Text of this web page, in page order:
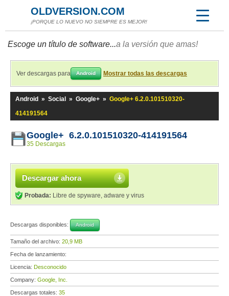
OLDVERSION.COM
¡PORQUE LO NUEVO NO SIEMPRE ES MEJOR!
Escoge un título de software...a la versión que amas!
Ver descargas para Android Mostrar todas las descargas
Android » Social » Google+ » Google+ 6.2.0.101510320-
414191564
Google+ 6.2.0.101510320-414191564
35 Descargas
Descargar ahora
Probada: Libre de spyware, adware y virus
Descargas disponibles: Android
Tamaño del archivo: 20,9 MB
Fecha de lanzamiento:
Licencia: Desconocido
Company: Google, Inc.
Descargas totales: 35